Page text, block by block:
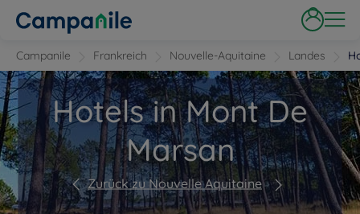
Campanile Frankreich Nouvelle-Aquitaine Landes
Hotels in Mont De
Marsan
Zurück zu Nouvelle Aquitaine